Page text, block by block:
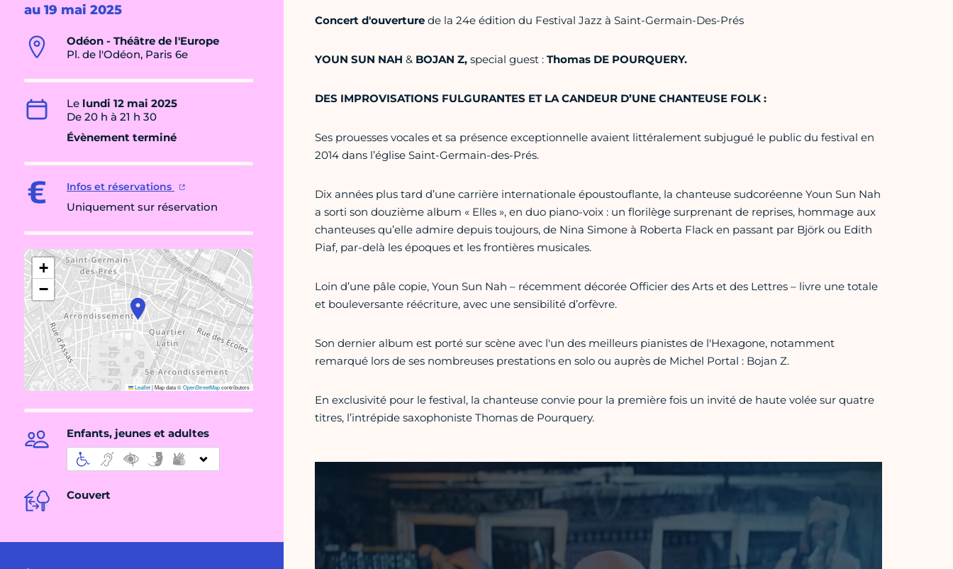
au 19 mai 2025
Odéon - Théâtre de l'Europe
Pl. de l'Odéon, Paris 6e
Le lundi 12 mai 2025
De 20 h à 21 h 30
Évènement terminé
Infos et réservations
Uniquement sur réservation
+
−
Leaflet|Map data ©OpenStreetMapcontributors
Enfants, jeunes et adultes
Couvert
Concert d'ouverturede la 24e édition du Festival Jazz à Saint-Germain-Des-Prés
YOUN SUN NAH & BOJAN Z, special guest : Thomas DE POURQUERY.
DES IMPROVISATIONS FULGURANTES ET LA CANDEUR D’UNE CHANTEUSE FOLK :
Ses prouesses vocales et sa présence exceptionnelle avaient littéralement subjugué le public du festival en
2014 dans l’église Saint-Germain-des-Prés.
Dix années plus tard d’une carrière internationale époustouflante, la chanteuse sudcoréenne Youn Sun Nah
a sorti son douzième album « Elles », en duo piano-voix : un florilège surprenant de reprises, hommage aux
chanteuses qu’elle admire depuis toujours, de Nina Simone à Roberta Flack en passant par Björk ou Edith
Piaf, par-delà les époques et les frontières musicales.
Loin d’une pâle copie, Youn Sun Nah – récemment décorée Officier des Arts et des Lettres – livre une totale
et bouleversante réécriture, avec une sensibilité d’orfèvre.
Son dernier album est porté sur scène avec l'un des meilleurs pianistes de l'Hexagone, notamment
remarqué lors de ses nombreuses prestations en solo ou auprès de Michel Portal : Bojan Z.
En exclusivité pour le festival, la chanteuse convie pour la première fois un invité de haute volée sur quatre
titres, l’intrépide saxophoniste Thomas de Pourquery.